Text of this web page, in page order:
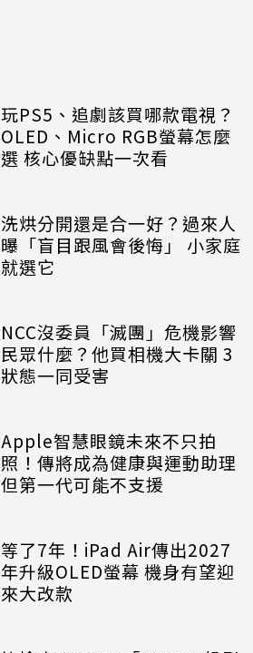
玩PS5、追劇該買哪款電視？
OLED、Micro RGB螢幕怎麼
選 核心優缺點一次看
洗烘分開還是合一好？過來人
曝「盲目跟風會後悔」 小家庭
就選它
NCC沒委員「滅團」危機影響
民眾什麼？他買相機大卡關 3
狀態一同受害
Apple智慧眼鏡未來不只拍
照！傳將成為健康與運動助理
但第一代可能不支援
等了7年！iPad Air傳出2027
年升級OLED螢幕 機身有望迎
來大改款